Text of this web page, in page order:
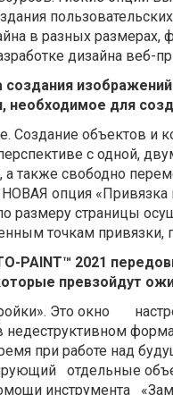
в разных
дизайна
создания
необходимое для
Создание объектов
с одной,
также свободно
опция «Привязка
размеру страницы
точкам
PAINT™ 2021
превзойдут
Это окно
при работе над
отдельные
инструмента